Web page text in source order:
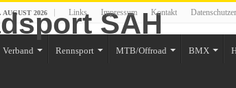
2026 Links Impressum Kontakt
Verband Rennsport MTB/Offroad BMX